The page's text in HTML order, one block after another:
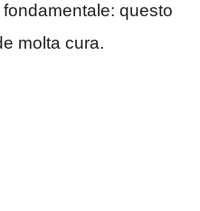
questo
molta cura.